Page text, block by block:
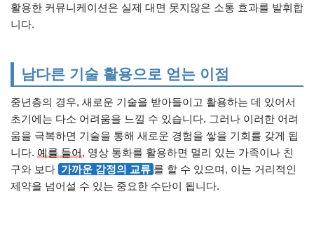
활용한 커뮤니케이션은 실제 대면 못지않은 소통 효과를 발휘합
니다.
남다른 기술 활용으로 얻는 이점
중년층의 경우, 새로운 기술을 받아들이고 활용하는 데 있어서
초기에는 다소 어려움을 느낄 수 있습니다. 그러나 이러한 어려
움을 극복하면 기술을 통해 새로운 경험을 쌓을 기회를 갖게 됩
니다. 예를 들어, 영상 통화를 활용하면 멀리 있는 가족이나 친
구와 보다 가까운 감정의 교류 를 할 수 있으며, 이는 거리적인
제약을 넘어설 수 있는 중요한 수단이 됩니다.